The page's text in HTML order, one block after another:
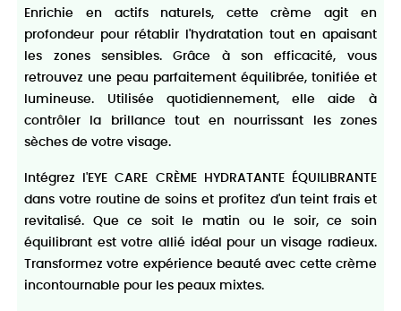
Enrichie en actifs naturels, cette crème agit en
profondeur pour rétablir l'hydratation tout en apaisant
les zones sensibles. Grâce à son efficacité, vous
retrouvez une peau parfaitement équilibrée, tonifiée et
lumineuse. Utilisée quotidiennement, elle aide à
contrôler la brillance tout en nourrissant les zones
sèches de votre visage.
Intégrez l'EYE CARE CRÈME HYDRATANTE ÉQUILIBRANTE
dans votre routine de soins et profitez d'un teint frais et
revitalisé. Que ce soit le matin ou le soir, ce soin
équilibrant est votre allié idéal pour un visage radieux.
Transformez votre expérience beauté avec cette crème
incontournable pour les peaux mixtes.